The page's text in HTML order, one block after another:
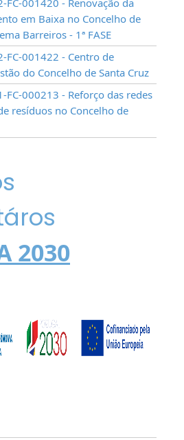
FC-001420 - Renovação da
em Baixa no Concelho de
Barreiros - 1ª FASE
FC-001422 - Centro de
do Concelho de Santa Cruz
FC-000213 - Reforço das redes
resíduos no Concelho de
2030